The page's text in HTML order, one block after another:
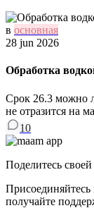
в основная
28 jun 2026
Обработка
Срок 26.3 можно
не отразится на
10
Поделитесь
получайте